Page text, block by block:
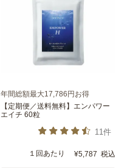
年間総額最大17,786円お得
【定期便／送料無料】エンパワー
エイチ 60粒
11件
１回あたり ¥5,787 税込